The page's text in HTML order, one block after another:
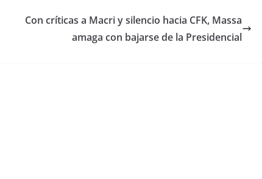
Con críticas a Macri y silencio hacia CFK, Massa
amaga con bajarse de la Presidencial